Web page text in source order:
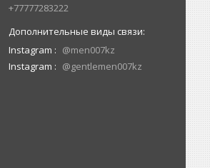
+77777283222
Instagram
@men007kz
Instagram
@gentlemen007kz